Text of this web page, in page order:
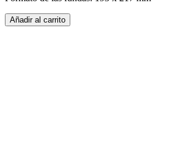
Añadir al carrito